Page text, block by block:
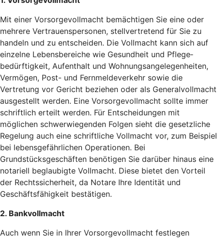
Mit einer Vorsorgevollmacht bemächtigen Sie eine oder
mehrere Vertrauenspersonen, stellvertretend für Sie zu
handeln und zu entscheiden. Die Vollmacht kann sich auf
einzelne Lebensbereiche wie Gesundheit und Pflege­
bedürftigkeit, Aufenthalt und Wohnungsangelegenheiten,
Vermögen, Post- und Fernmeldeverkehr sowie die
Vertretung vor Gericht beziehen oder als Generalvollmacht
ausgestellt werden. Eine Vorsorgevollmacht sollte immer
schriftlich erteilt werden. Für Entscheidungen mit
möglichen schwerwiegenden Folgen sieht die gesetzliche
Regelung auch eine schriftliche Vollmacht vor, zum Beispiel
bei lebensgefährlichen Operationen. Bei
Grundstücksgeschäften benötigen Sie darüber hinaus eine
notariell beglaubigte Vollmacht. Diese bietet den Vorteil
der Rechtssicherheit, da Notare Ihre Identität und
Geschäftsfähigkeit bestätigen.
2. Bankvollmacht
Auch wenn Sie in Ihrer Vorsorgevollmacht festlegen